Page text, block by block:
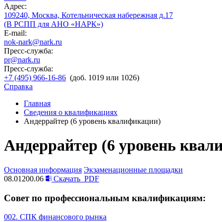
Адрес:
109240, Москва, Котельническая набережная д.17
(В РСПП для АНО «НАРК»)
E-mail:
nok-nark@nark.ru
Пресс-служба:
pr@nark.ru
Пресс-служба:
+7 (495) 966-16-86 (доб. 1019 или 1026)
Справка
Главная
Сведения о квалификациях
Андеррайтер (6 уровень квалификации)
Андеррайтер (6 уровень
Основная информация Экзаменационные площадки
08.01200.06
Скачать PDF
Совет по профессиональным квалификациям:
002. СПК финансового рынка